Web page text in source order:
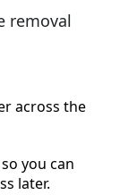
removal
across the
you can
later.